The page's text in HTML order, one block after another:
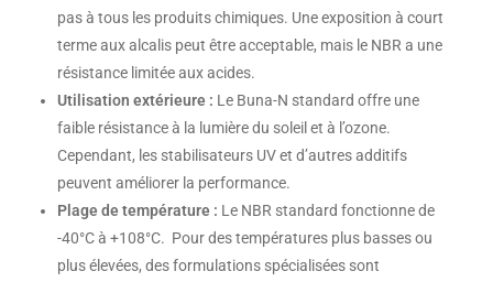
pas à tous les produits chimiques. Une exposition à court
terme aux alcalis peut être acceptable, mais le NBR a une
résistance limitée aux acides.
Utilisation extérieure : Le Buna-N standard offre une
faible résistance à la lumière du soleil et à l’ozone.
Cependant, les stabilisateurs UV et d’autres additifs
peuvent améliorer la performance.
Plage de température : Le NBR standard fonctionne de
-40°C à +108°C. Pour des températures plus basses ou
plus élevées, des formulations spécialisées sont